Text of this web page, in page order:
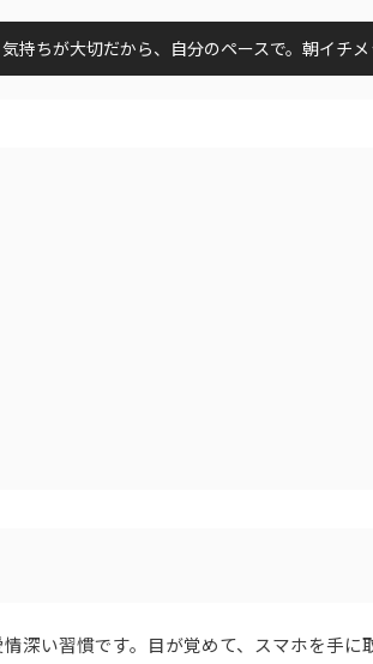
持ちが大切だから、自分のペースで。朝イチメ
深い習慣です。目が覚めて、スマホを手に